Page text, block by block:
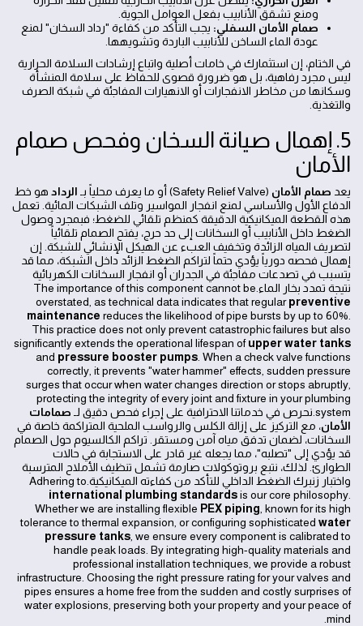
ومنع تشقق الأنابيب بفعل العوامل الجوية.
صمام الأمان السفلي: يجب التأكد من كفاءة "رداد السخان" لمنع
عودة الماء الساخن للأنابيب الباردة وتشويهها.
في الختام، إن استثمارك في خامات أصلية واتباع إرشادات السلامة الحرارية
ليس مجرد رفاهية، بل هو ضرورة قصوى للحفاظ على سلامة المنشأة
وسكانها من مخاطر الانفجارات أو الانهيارات المفاجئة في شبكة الصرف
والتغذية.
5. إهمال صيانة السخان وفحص صمام
الأمان
يعد صمام الأمان (Safety Relief Valve) أو ما يعرف محلياً بـ الرداد هو خط
الدفاع الأول والأساسي لمنع انفجار المواسير وتلف الشبكات المائية. تعمل
هذه القطعة الميكانيكية الدقيقة كمنظم تلقائي للضغط؛ فبمجرد وصول
الضغط داخل الأنابيب أو السخانات إلى حد حرج، يفتح الصمام تلقائياً
لتصريف المياه الزائدة وتخفيف العبء عن الهيكل الإنشائي للشبكة. إن
إهمال فحصه دورياً يؤدي حتماً لتراكم الضغط الزائد داخل الشبكة، مما قد
يتسبب في تصدعات مفاجئة في الجدران أو انفجار السخانات الكهربائية
نتيجة تمدد بخار الماء.The importance of this component cannot be
overstated, as technical data indicates that regularpreventive
maintenance reduces the likelihood of pipe bursts by up to 60%.
This practice does not only prevent catastrophic failures but also
significantly extends the operational lifespan ofupper water tanks
and pressure booster pumps . When a check valve functions
correctly, it prevents "water hammer" effects, sudden pressure
surges that occur when water changes direction or stops abruptly,
protecting the integrity of every joint and fixture in your plumbing
system.نحرص في خدماتنا الاحترافية على إجراء فحص دقيق لـ
صمامات
الأمان، مع التركيز على إزالة الكلس والرواسب الملحية المتراكمة خاصة في
السخانات، لضمان تدفق مياه آمن ومستقر. تراكم الكالسيوم حول الصمام
قد يؤدي إلى "تصلبه"، مما يجعله غير قادر على الاستجابة في حالات
الطوارئ. لذلك، نتبع بروتوكولات صارمة تشمل تنظيف الأملاح المترسبة
واختبار زنبرك الضغط الداخلي للتأكد من كفاءته الميكانيكية.Adhering to
international plumbing standardsis our core philosophy.
Whether we are installing flexible PEX piping , known for its high
tolerance to thermal expansion, or configuring sophisticated water
pressure tanks , we ensure every component is calibrated to
handle peak loads. By integrating high-quality materials and
professional installation techniques, we provide a robust
infrastructure. Choosing the right pressure rating for your valves and
pipes ensures a home free from the sudden and costly surprises of
water explosions, preserving both your property and your peace of
mind.